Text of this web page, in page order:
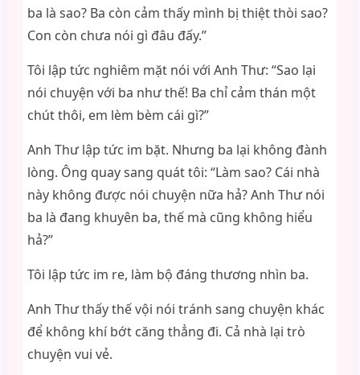
ba là sao? Ba còn cảm thấy mình bị thiệt thòi sao?
Con còn chưa nói gì đâu đấy.”
Tôi lập tức nghiêm mặt nói với Anh Thư: “Sao lại
nói chuyện với ba như thế! Ba chỉ cảm thán một
chút thôi, em lèm bèm cái gì?”
Anh Thư lập tức im bặt. Nhưng ba lại không đành
lòng. Ông quay sang quát tôi: “Làm sao? Cái nhà
này không được nói chuyện nữa hả? Anh Thư nói
ba là đang khuyên ba, thế mà cũng không hiểu
hả?”
Tôi lập tức im re, làm bộ đáng thương nhìn ba.
Anh Thư thấy thế vội nói tránh sang chuyện khác
để không khí bớt căng thẳng đi. Cả nhà lại trò
chuyện vui vẻ.